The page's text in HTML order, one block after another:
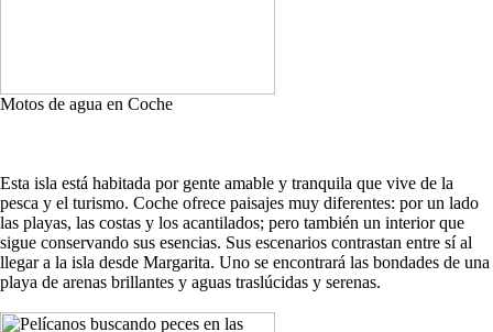
Motos de agua en Coche
Esta isla está habitada por gente amable y tranquila que vive de la
pesca y el turismo. Coche ofrece paisajes muy diferentes: por un lado
las playas, las costas y los acantilados; pero también un interior que
sigue conservando sus esencias. Sus escenarios contrastan entre sí al
llegar a la isla desde Margarita. Uno se encontrará las bondades de una
playa de arenas brillantes y aguas traslúcidas y serenas.